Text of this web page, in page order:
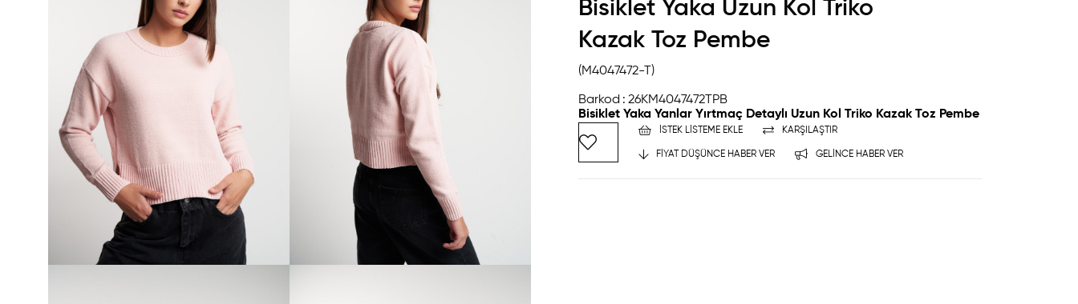
Bisiklet Yaka Uzun Kol Triko
Kazak Toz Pembe
(M4047472-T)
Barkod : 26KM4047472TPB
Bisiklet Yaka Yanlar Yırtmaç Detaylı Uzun Kol Triko Kazak Toz Pembe
İSTEK LISTEME EKLE KARŞILAŞTIR
FIYAT DÜŞÜNCE HABER VER GELINCE HABER VER